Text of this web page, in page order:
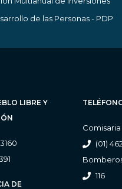
de las Personas - PDP
LIBRE Y
DE
(01)
116